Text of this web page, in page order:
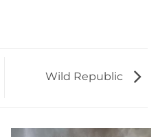
Wild Republic